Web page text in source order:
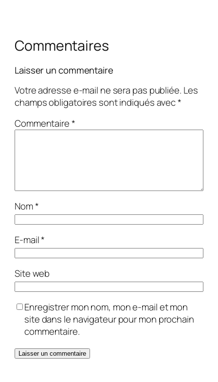
Commentaires
Laisser un commentaire
Votre adresse e-mail ne sera pas publiée. Les
champs obligatoires sont indiqués avec*
Commentaire*
Nom*
E-mail*
Site web
Enregistrer mon nom, mon e-mail et mon
site dans le navigateur pour mon prochain
commentaire.